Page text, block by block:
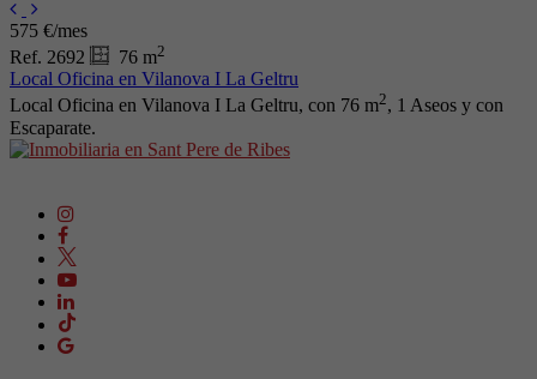
575 €/mes
Ref. 2692
76 m2
Local Oficina en Vilanova I La Geltru
Local Oficina en Vilanova I La Geltru, con 76 m2, 1 Aseos y con
Escaparate.